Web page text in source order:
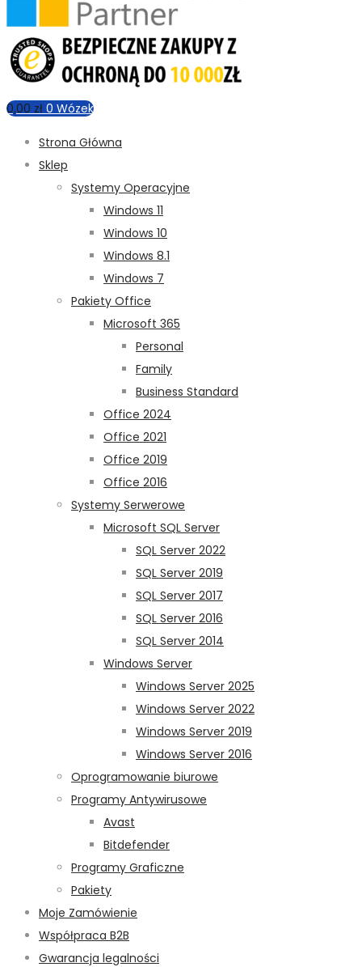
0,00 zł 0 Wózek
Strona Główna
Sklep
Systemy Operacyjne
Windows 11
Windows 10
Windows 8.1
Windows 7
Pakiety Office
Microsoft 365
Personal
Family
Business Standard
Office 2024
Office 2021
Office 2019
Office 2016
Systemy Serwerowe
Microsoft SQL Server
SQL Server 2022
SQL Server 2019
SQL Server 2017
SQL Server 2016
SQL Server 2014
Windows Server
Windows Server 2025
Windows Server 2022
Windows Server 2019
Windows Server 2016
Oprogramowanie biurowe
Programy Antywirusowe
Avast
Bitdefender
Programy Graficzne
Pakiety
Moje Zamówienie
Współpraca B2B
Gwarancja legalności